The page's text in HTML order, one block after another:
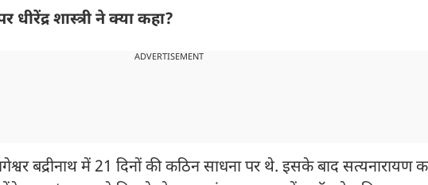
धीरेंद्र शास्त्री ने क्या कहा?
ADVERTISEMENT
बद्रीनाथ में 21 दिनों की कठिन साधना पर थे. इसके बाद सत्यनारायण